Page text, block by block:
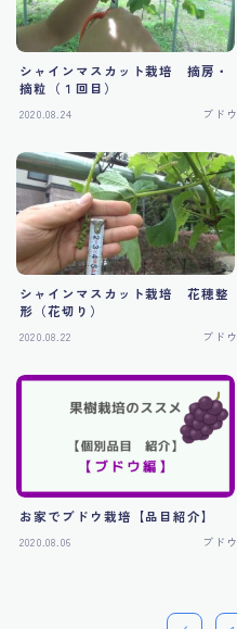
シャインマスカット栽培 摘房・
摘粒（１回目）
2020.08.24 ブドウ
シャインマスカット栽培 花穂整
形（花切り）
2020.08.22 ブドウ
お家でブドウ栽培【品目紹介】
2020.08.06 ブドウ